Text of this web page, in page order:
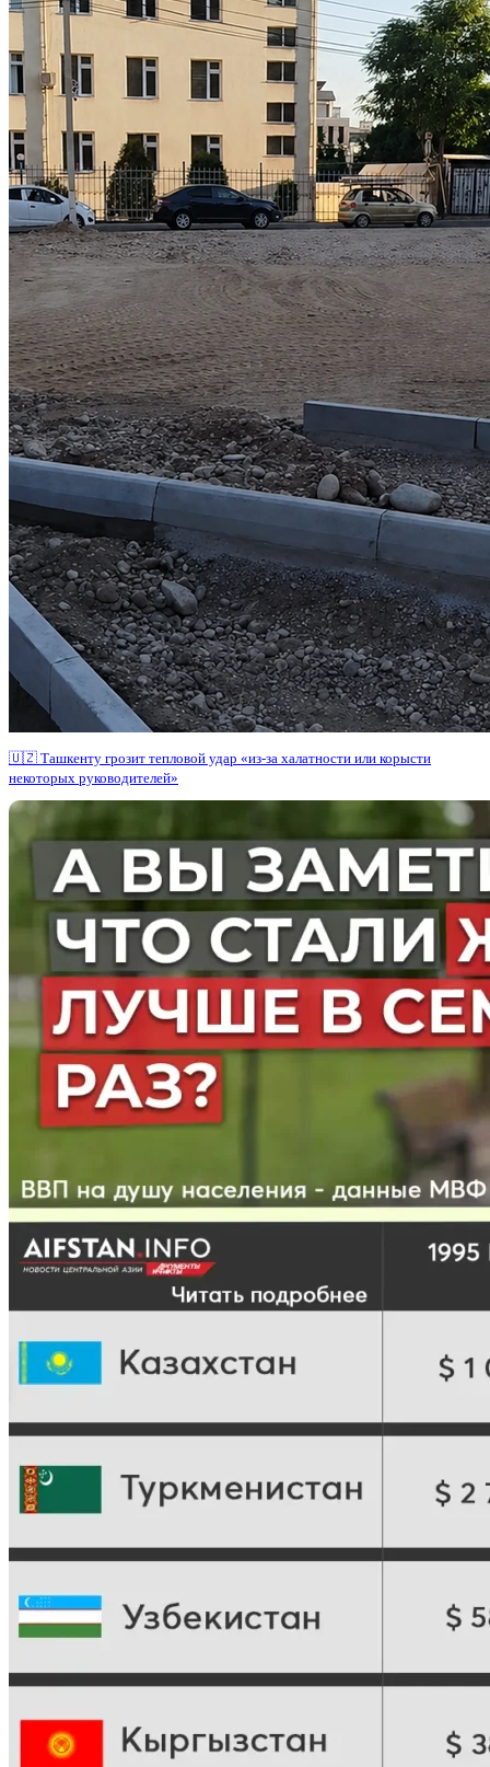
🇺🇿 Ташкенту грозит тепловой удар «из-за халатности или корысти
некоторых руководителей»